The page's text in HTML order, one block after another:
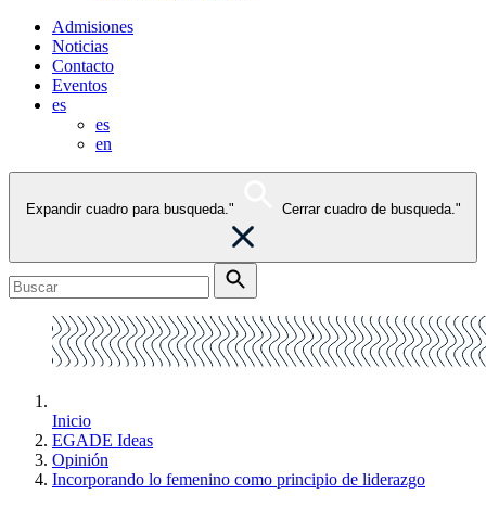
Admisiones
Noticias
Contacto
Eventos
es
es
en
Expandir cuadro para busqueda." Cerrar cuadro de busqueda."
Inicio
EGADE Ideas
Opinión
Incorporando lo femenino como principio de liderazgo